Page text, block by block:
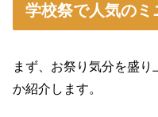
学校祭で人気のミ
まず、お祭り気分を盛
か紹介します。